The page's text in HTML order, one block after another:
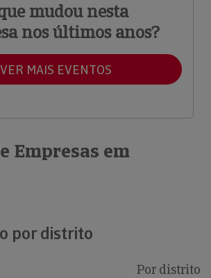
mudou nesta
nos últimos anos?
VER MAIS EVENTOS
Empresas em
por distrito
Por distrito